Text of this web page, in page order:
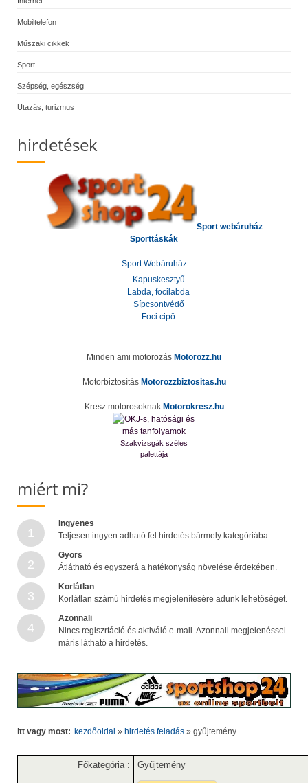
Mobiltelefon
Műszaki cikkek
Sport
Szépség, egészség
Utazás, turizmus
hirdetések
Sport webáruház
Sporttáskák
Sport Webáruház
Kapuskesztyű
Labda, focilabda
Sípcsontvédő
Foci cipő
Minden ami motorozás Motorozz.hu
Motorbiztosítás Motorozzbiztositas.hu
Kresz motorosoknak Motorokresz.hu
Szakvizsgák széles
palettája
miért mi?
1
Ingyenes
Teljesen ingyen adható fel hirdetés bármely kategóriába.
2
Gyors
Átlátható és egyszerá a hatékonyság növelése érdekében.
3
Korlátlan
Korlátlan számú hirdetés megjelenítésére adunk lehetőséget.
4
Azonnali
Nincs regiszrtáció és aktiváló e-mail. Azonnali megjelenéssel
máris látható a hirdetés.
itt vagy most: kezdőoldal » hirdetés feladás » gyűjtemény
Főkategória : Gyűjtemény